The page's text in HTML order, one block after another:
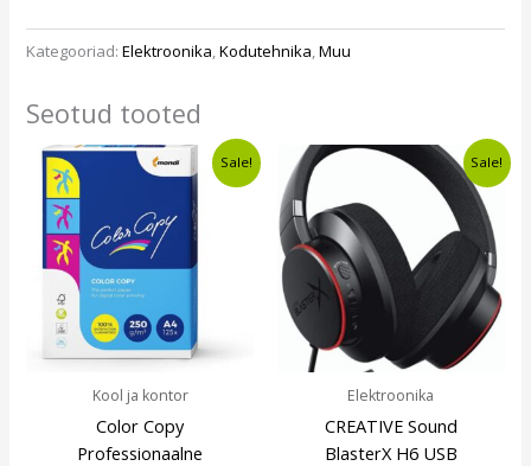
Kategooriad:Elektroonika,Kodutehnika,Muu
Seotud tooted
Sale!
Kool ja kontor
Color Copy
Professionaalne
Algne
hind
€6,60.
Current
price
€5,99.
Sale!
Elektroonika
CREATIVE Sound
BlasterX H6 USB
Algne
hind
Current
price
is:
€16,99.